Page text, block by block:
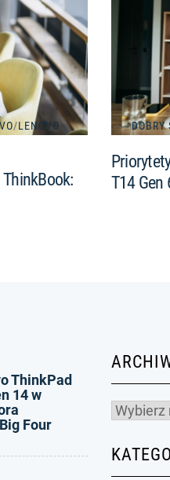
/LENOVO
DOBRY
T14 Gen
ThinkPad
14 w
Four
Archiwa